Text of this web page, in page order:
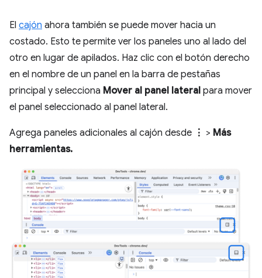
El cajón ahora también se puede mover hacia un
costado. Esto te permite ver los paneles uno al lado del
otro en lugar de apilados. Haz clic con el botón derecho
en el nombre de un panel en la barra de pestañas
principal y selecciona Mover al panel lateral para mover
el panel seleccionado al panel lateral.
Agrega paneles adicionales al cajón desde ⋮ > Más
herramientas.